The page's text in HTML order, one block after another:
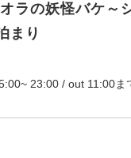
ラの妖怪バケ～
まり
23:00 / out 11:00ま